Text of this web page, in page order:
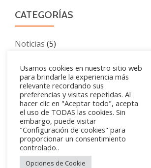
CATEGORÍAS
Noticias (5)
Usamos cookies en nuestro sitio web
para brindarle la experiencia más
relevante recordando sus
preferencias y visitas repetidas. Al
hacer clic en "Aceptar todo", acepta
el uso de TODAS las cookies. Sin
embargo, puede visitar
"Configuración de cookies" para
proporcionar un consentimiento
controlado..
Opciones de Cookie